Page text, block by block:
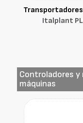
Italplant
Controladores y
máquinas